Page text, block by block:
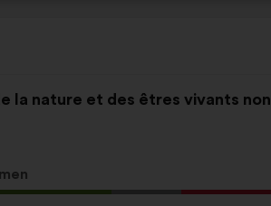
la nature et des êtres vivants non